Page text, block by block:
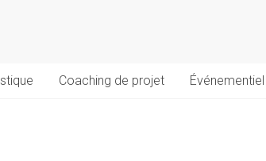
Coaching de projet Événementiel